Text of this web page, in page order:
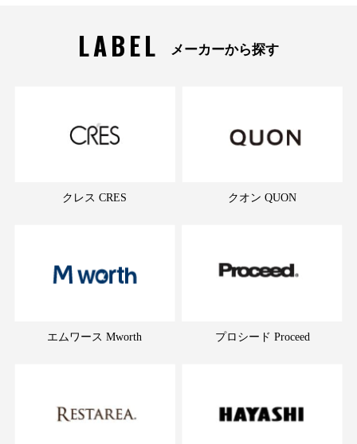
LABEL メーカーから探す
クレス CRES クオン QUON
エムワース Mworth プロシード Proceed